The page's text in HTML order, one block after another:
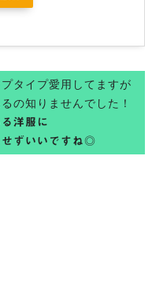
タイプ愛用してますが
の知りませんでした！
洋服に
せずいいですね◎